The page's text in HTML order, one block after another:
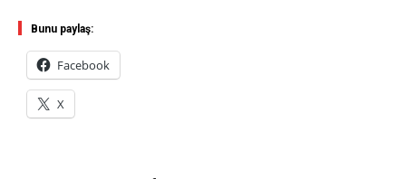
Bunu paylaş:
Facebook
X